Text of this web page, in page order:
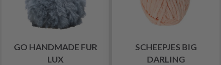
GO HANDMADE FUR
LUX
SCHEEPJES BIG
DARLING